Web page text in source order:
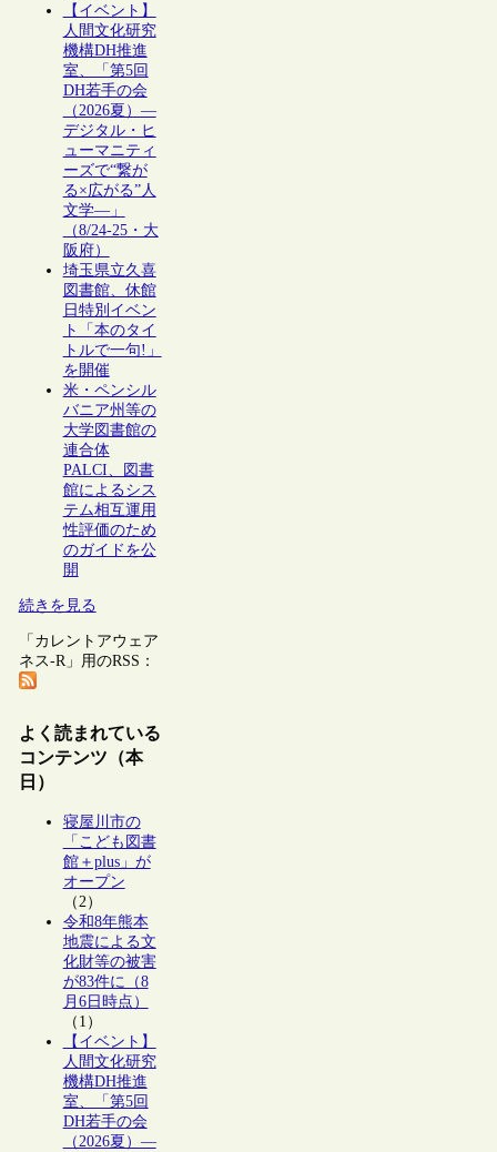
【イベント】
人間文化研究
機構DH推進
室、「第5回
DH若手の会
（2026夏）―
デジタル・ヒ
ューマニティ
ーズで“繋が
る×広がる”人
文学―」
（8/24-25・大
阪府）
埼玉県立久喜
図書館、休館
日特別イベン
ト「本のタイ
トルで一句!」
を開催
米・ペンシル
バニア州等の
大学図書館の
連合体
PALCI、図書
館によるシス
テム相互運用
性評価のため
のガイドを公
開
続きを見る
「カレントアウェア
ネス-R」用のRSS：
よく読まれている
コンテンツ（本
日）
寝屋川市の
「こども図書
館＋plus」が
オープン
（2）
令和8年熊本
地震による文
化財等の被害
が83件に（8
月6日時点）
（1）
【イベント】
人間文化研究
機構DH推進
室、「第5回
DH若手の会
（2026夏）―